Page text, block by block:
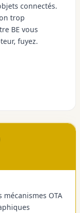
connectés.
trop
BE vous
fuyez.
OTA